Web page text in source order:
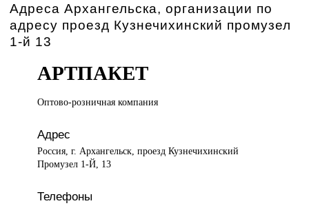
Адреса Архангельска, организации по
адресу проезд Кузнечихинский промузел
1-й 13
АРТПАКЕТ
Оптово-розничная компания
Адрес
Россия, г. Архангельск, проезд Кузнечихинский
Промузел 1-Й, 13
Телефоны